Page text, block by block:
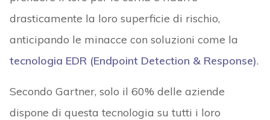
drasticamente la loro superficie di rischio,
anticipando le minacce con soluzioni come la
tecnologia EDR (Endpoint Detection & Response).
Secondo Gartner, solo il 60% delle aziende
dispone di questa tecnologia su tutti i loro